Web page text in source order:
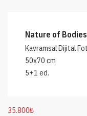
Nature of
Kavramsal Dijital
50x70 cm
5+1 ed.
35.800₺